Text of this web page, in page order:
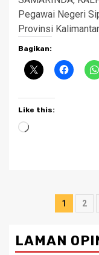
Pegawai Negeri
Provinsi
Bagikan:
Like this:
Loading…
1 2
LAMAN